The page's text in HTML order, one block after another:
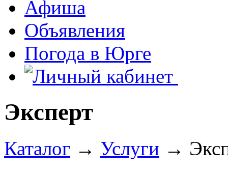
Афиша
Объявления
Погода в Юрге
Эксперт
Каталог → Услуги →